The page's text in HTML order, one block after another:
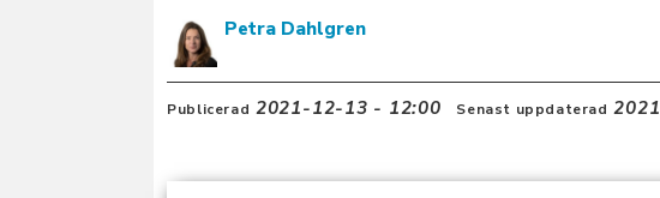
Petra Dahlgren
Publicerad 2021-12-13 - 12:00 Senast uppdaterad